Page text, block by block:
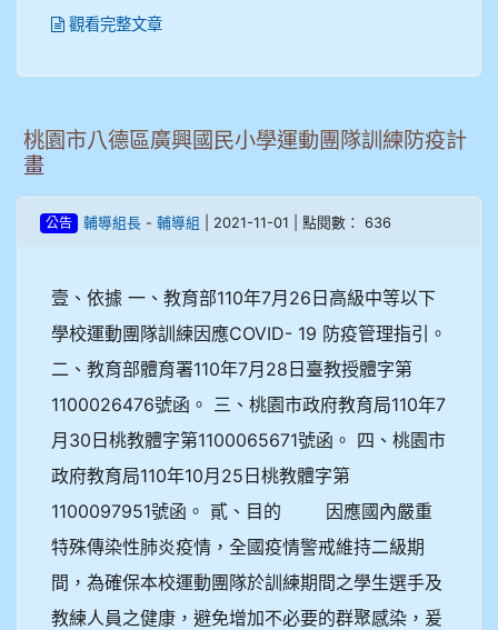
觀看完整文章
桃園市八德區廣興國民小學運動團隊訓練防疫計
畫
公告 輔導組長 - 輔導組 | 2021-11-01 | 點閱數： 636
壹、依據 一、教育部110年7月26日高級中等以下
學校運動團隊訓練因應COVID- 19 防疫管理指引。
二、教育部體育署110年7月28日臺教授體字第
1100026476號函。 三、桃園市政府教育局110年7
月30日桃教體字第1100065671號函。 四、桃園市
政府教育局110年10月25日桃教體字第
1100097951號函。 貳、目的 因應國內嚴重
特殊傳染性肺炎疫情，全國疫情警戒維持二級期
間，為確保本校運動團隊於訓練期間之學生選手及
教練人員之健康，避免增加不必要的群聚感染，爰